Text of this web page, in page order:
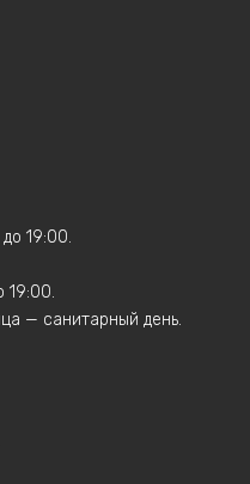
19:00.
19:00.
— санитарный день.